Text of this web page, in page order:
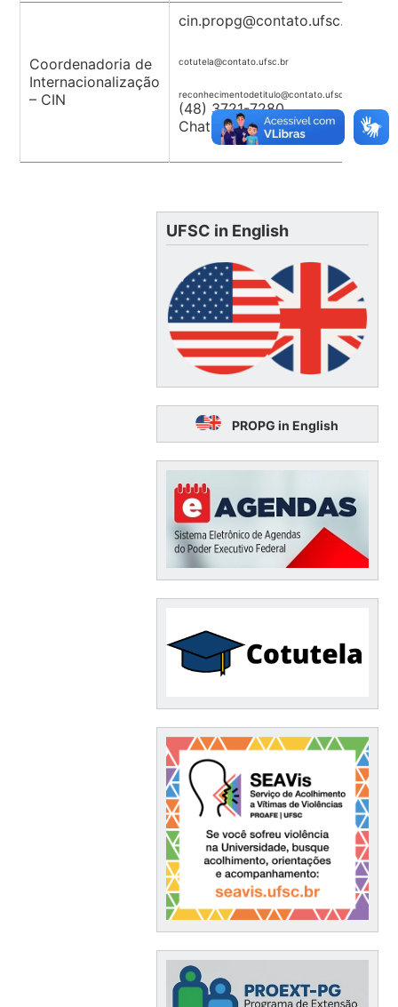
Coordenadoria de
Internacionalização
– CIN
cin.propg@contato.ufsc.br
cotutela@contato.ufsc.br
reconhecimentodetitulo@contato.ufsc.br
(48) 3721-7280
ChatUFSC: CIN.PROPG
UFSC in English
PROPG in English